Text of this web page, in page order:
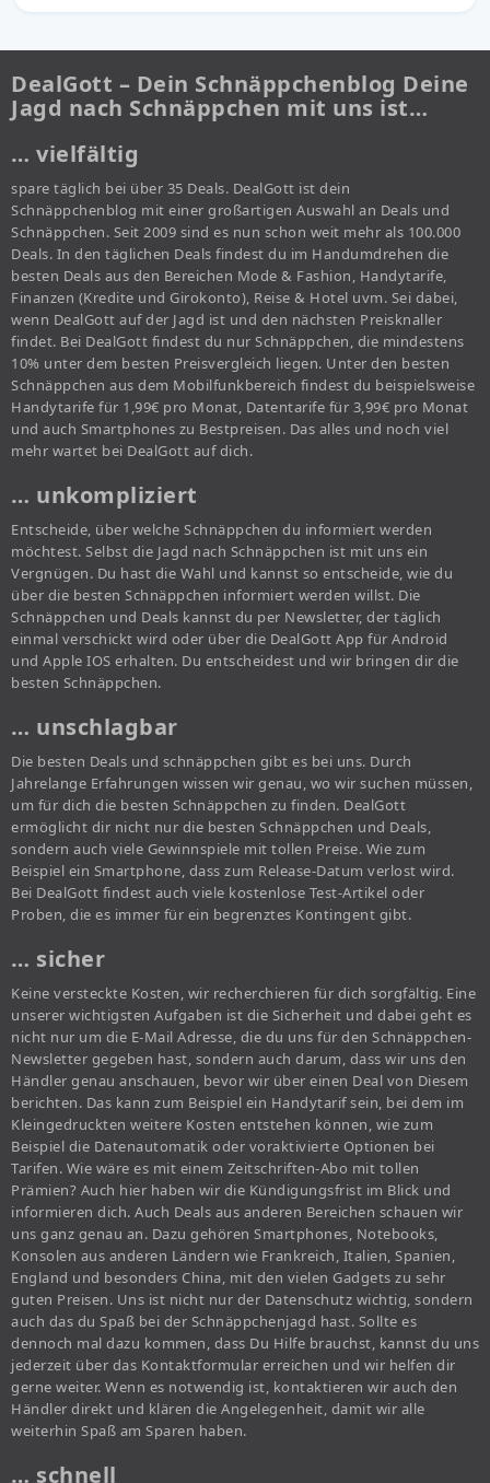
DealGott – Dein Schnäppchenblog Deine
Jagd nach Schnäppchen mit uns ist…
… vielfältig
spare täglich bei über 35 Deals. DealGott ist dein
Schnäppchenblog mit einer großartigen Auswahl an Deals und
Schnäppchen. Seit 2009 sind es nun schon weit mehr als 100.000
Deals. In den täglichen Deals findest du im Handumdrehen die
besten Deals aus den Bereichen Mode & Fashion, Handytarife,
Finanzen (Kredite und Girokonto), Reise & Hotel uvm. Sei dabei,
wenn DealGott auf der Jagd ist und den nächsten Preisknaller
findet. Bei DealGott findest du nur Schnäppchen, die mindestens
10% unter dem besten Preisvergleich liegen. Unter den besten
Schnäppchen aus dem Mobilfunkbereich findest du beispielsweise
Handytarife für 1,99€ pro Monat, Datentarife für 3,99€ pro Monat
und auch Smartphones zu Bestpreisen. Das alles und noch viel
mehr wartet bei DealGott auf dich.
… unkompliziert
Entscheide, über welche Schnäppchen du informiert werden
möchtest. Selbst die Jagd nach Schnäppchen ist mit uns ein
Vergnügen. Du hast die Wahl und kannst so entscheide, wie du
über die besten Schnäppchen informiert werden willst. Die
Schnäppchen und Deals kannst du per Newsletter, der täglich
einmal verschickt wird oder über die DealGott App für Android
und Apple IOS erhalten. Du entscheidest und wir bringen dir die
besten Schnäppchen.
… unschlagbar
Die besten Deals und schnäppchen gibt es bei uns. Durch
Jahrelange Erfahrungen wissen wir genau, wo wir suchen müssen,
um für dich die besten Schnäppchen zu finden. DealGott
ermöglicht dir nicht nur die besten Schnäppchen und Deals,
sondern auch viele Gewinnspiele mit tollen Preise. Wie zum
Beispiel ein Smartphone, dass zum Release-Datum verlost wird.
Bei DealGott findest auch viele kostenlose Test-Artikel oder
Proben, die es immer für ein begrenztes Kontingent gibt.
… sicher
Keine versteckte Kosten, wir recherchieren für dich sorgfältig. Eine
unserer wichtigsten Aufgaben ist die Sicherheit und dabei geht es
nicht nur um die E-Mail Adresse, die du uns für den Schnäppchen-
Newsletter gegeben hast, sondern auch darum, dass wir uns den
Händler genau anschauen, bevor wir über einen Deal von Diesem
berichten. Das kann zum Beispiel ein Handytarif sein, bei dem im
Kleingedruckten weitere Kosten entstehen können, wie zum
Beispiel die Datenautomatik oder voraktivierte Optionen bei
Tarifen. Wie wäre es mit einem Zeitschriften-Abo mit tollen
Prämien? Auch hier haben wir die Kündigungsfrist im Blick und
informieren dich. Auch Deals aus anderen Bereichen schauen wir
uns ganz genau an. Dazu gehören Smartphones, Notebooks,
Konsolen aus anderen Ländern wie Frankreich, Italien, Spanien,
England und besonders China, mit den vielen Gadgets zu sehr
guten Preisen. Uns ist nicht nur der Datenschutz wichtig, sondern
auch das du Spaß bei der Schnäppchenjagd hast. Sollte es
dennoch mal dazu kommen, dass Du Hilfe brauchst, kannst du uns
jederzeit über das Kontaktformular erreichen und wir helfen dir
gerne weiter. Wenn es notwendig ist, kontaktieren wir auch den
Händler direkt und klären die Angelegenheit, damit wir alle
weiterhin Spaß am Sparen haben.
… schnell